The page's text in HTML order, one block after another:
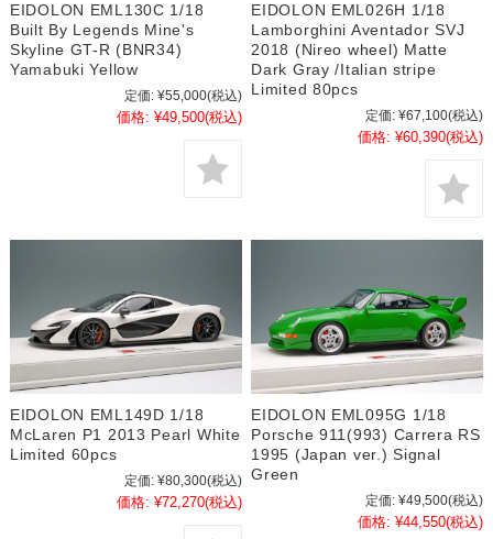
EIDOLON EML130C 1/18
Built By Legends Mine's
Skyline GT-R (BNR34)
Yamabuki Yellow
定価: ¥55,000(税込)
価格: ¥49,500(税込)
EIDOLON EML026H 1/18
Lamborghini Aventador SVJ
2018 (Nireo wheel) Matte
Dark Gray /Italian stripe
Limited 80pcs
定価: ¥67,100(税込)
価格: ¥60,390(税込)
EIDOLON EML149D 1/18
McLaren P1 2013 Pearl White
Limited 60pcs
定価: ¥80,300(税込)
価格: ¥72,270(税込)
EIDOLON EML095G 1/18
Porsche 911(993) Carrera RS
1995 (Japan ver.) Signal
Green
定価: ¥49,500(税込)
価格: ¥44,550(税込)